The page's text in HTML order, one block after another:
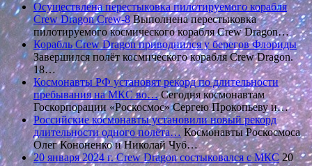
Осуществлена перестыковка пилотируемого корабля
Crew Dragon Crew-8Выполнена перестыковка
пилотируемого космического корабля Crew Dragon…
Корабль Crew Dragon приводнился у берегов Флориды
Завершился полёт космического корабля Crew Dragon.
18…
Космонавты РФ установят рекорд по длительности
пребывания на МКС во…Сегодня космонавтам
Госкорпорации «Роскосмос» Сергею Прокопьеву и…
Российские космонавты установили новый рекорд
длительности одного полёта…Космонавты Роскосмоса
Олег Кононенко и Николай Чуб…
20 января 2024 г. Crew Dragon состыковался с МКС20